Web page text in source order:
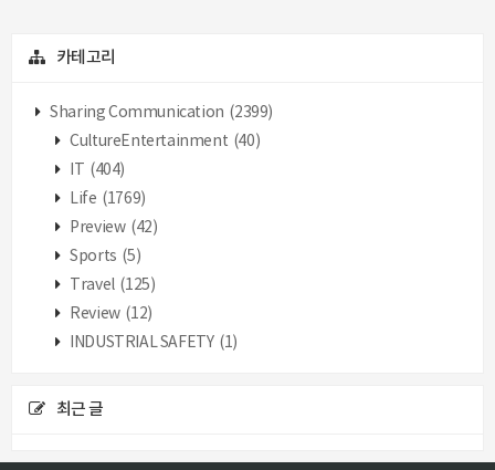
카테고리
Sharing Communication (2399)
CultureEntertainment (40)
(404)
Life (1769)
Preview (42)
Sports (5)
Travel (125)
Review (12)
INDUSTRIAL SAFETY (1)
최근 글